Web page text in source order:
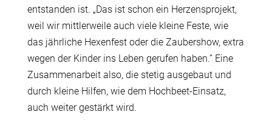
entstanden ist. „Das ist schon ein Herzensprojekt,
weil wir mittlerweile auch viele kleine Feste, wie
das jährliche Hexenfest oder die Zaubershow, extra
wegen der Kinder ins Leben gerufen haben.” Eine
Zusammenarbeit also, die stetig ausgebaut und
durch kleine Hilfen, wie dem Hochbeet-Einsatz,
auch weiter gestärkt wird.